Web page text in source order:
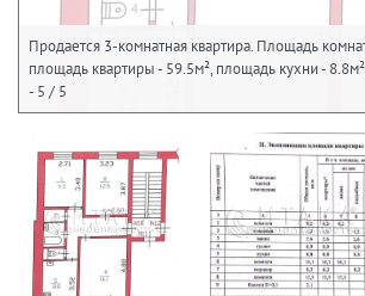
Продается 3-комнатная квартира. Площадь
площадь квартиры - 59.5м², площадь кухни -
- 5 / 5